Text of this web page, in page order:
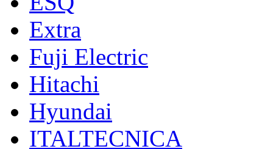
Extra
Fuji Electric
Hitachi
Hyundai
ITALTECNICA